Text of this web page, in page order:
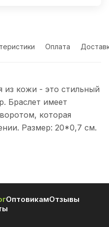
Оплата
из кожи - это стильный
Браслет имеет
которая
Размер: 20*0,7 см.
ОптовикамОтзывы